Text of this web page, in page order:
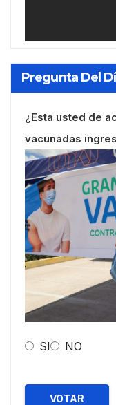
Pregunta Del
¿Esta usted de
vacunadas
SI NO
VOTAR